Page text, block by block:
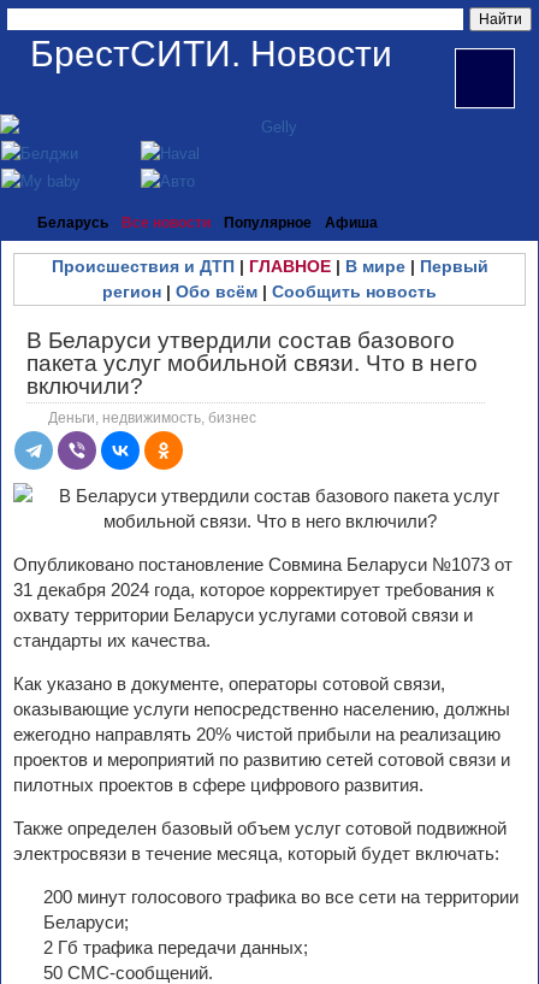
БрестСИТИ. Новости
Беларусь Все новости Популярное Афиша
Происшествия и ДТП| ГЛАВНОЕ| В мире| Первый
регион | Обо всём | Сообщить новость
В Беларуси утвердили состав базового
пакета услуг мобильной связи. Что в него
включили?
Деньги, недвижимость, бизнес
Опубликовано постановление Совмина Беларуси №1073 от
31 декабря 2024 года, которое корректирует требования к
охвату территории Беларуси услугами сотовой связи и
стандарты их качества.
Как указано в документе, операторы сотовой связи,
оказывающие услуги непосредственно населению, должны
ежегодно направлять 20% чистой прибыли на реализацию
проектов и мероприятий по развитию сетей сотовой связи и
пилотных проектов в сфере цифрового развития.
Также определен базовый объем услуг сотовой подвижной
электросвязи в течение месяца, который будет включать:
200 минут голосового трафика во все сети на территории
Беларуси;
2 Гб трафика передачи данных;
50 СМС-сообщений.